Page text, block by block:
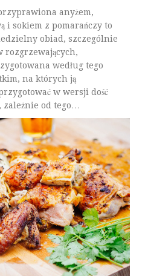
anyżem,
i sokiem z pomarańczy to
obiad, szczególnie
rozgrzewających,
według tego
na których ją
w wersji dość
zależnie od tego…